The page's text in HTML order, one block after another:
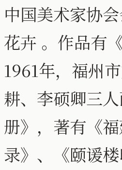
中国美术家协
花卉 。作品有
1961年，福州
耕、李硕卿三
册》，著有《
录》、《颐谖楼